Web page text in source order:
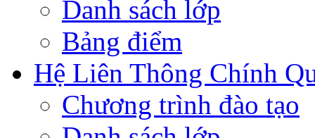
Danh sách lớp
Bảng điểm
Hệ Liên Thông Chính
Chương trình đào tạo